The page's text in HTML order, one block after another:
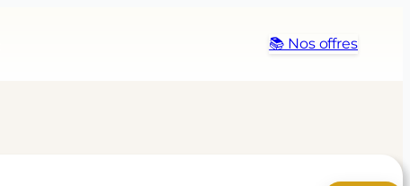
📚 Nos offres